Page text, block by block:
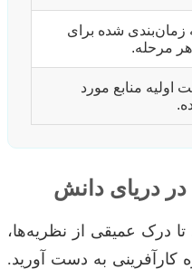
زمان‌بندی شده برای
هر مرحله.
اولیه منابع مورد
درک عمیقی از نظریه‌ها،
کارآفرینی به دست آورید.